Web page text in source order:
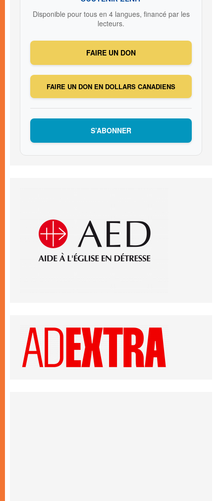
Disponible pour tous en 4 langues, financé par les
lecteurs.
FAIRE UN DON
FAIRE UN DON EN DOLLARS CANADIENS
S’ABONNER